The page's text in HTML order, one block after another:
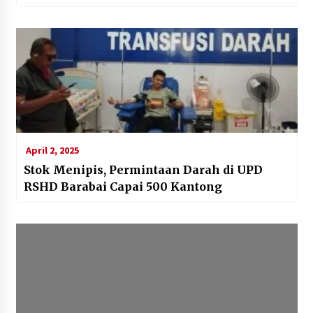
April 2, 2025
Stok Menipis, Permintaan Darah di UPD
RSHD Barabai Capai 500 Kantong